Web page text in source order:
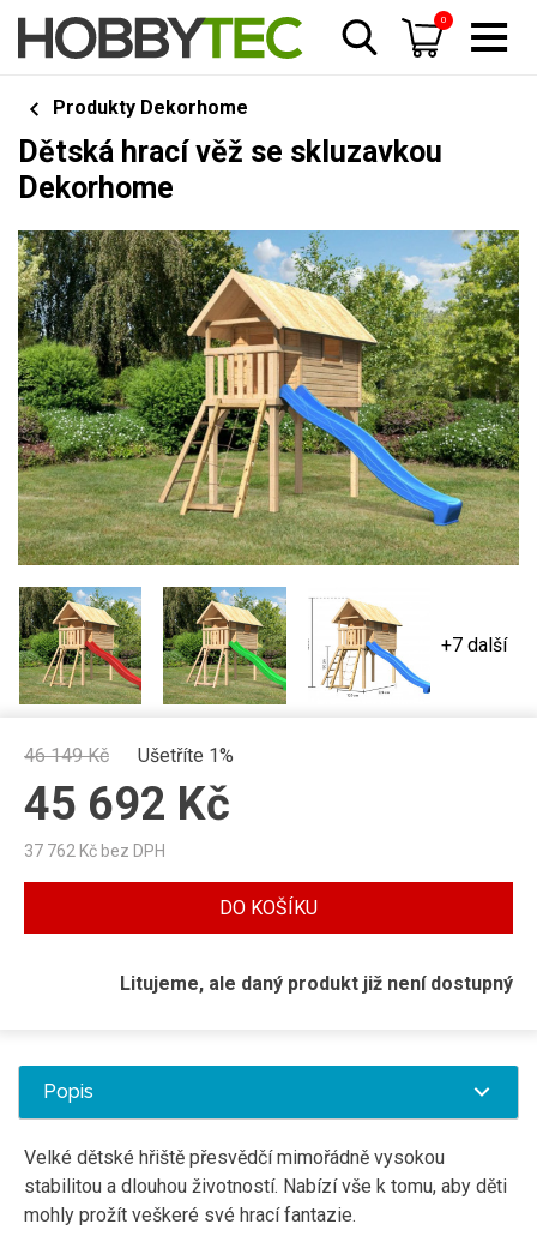
0
Produkty Dekorhome
Dětská hrací věž se skluzavkou
Dekorhome
+7 další
46 149Kč Ušetříte 1%
45 692 Kč
37 762 Kč bez DPH
DO KOŠÍKU
Litujeme, ale daný produkt již není dostupný
Popis
Velké dětské hřiště přesvědčí mimořádně vysokou
stabilitou a dlouhou životností. Nabízí vše k tomu, aby děti
mohly prožít veškeré své hrací fantazie.